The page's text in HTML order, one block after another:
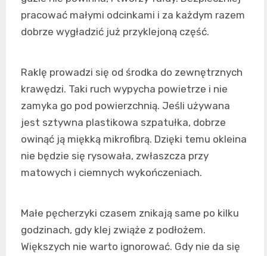
pracować małymi odcinkami i za każdym razem
dobrze wygładzić już przyklejoną część.
Raklę prowadzi się od środka do zewnętrznych
krawędzi. Taki ruch wypycha powietrze i nie
zamyka go pod powierzchnią. Jeśli używana
jest sztywna plastikowa szpatułka, dobrze
owinąć ją miękką mikrofibrą. Dzięki temu okleina
nie będzie się rysowała, zwłaszcza przy
matowych i ciemnych wykończeniach.
Małe pęcherzyki czasem znikają same po kilku
godzinach, gdy klej zwiąże z podłożem.
Większych nie warto ignorować. Gdy nie da się